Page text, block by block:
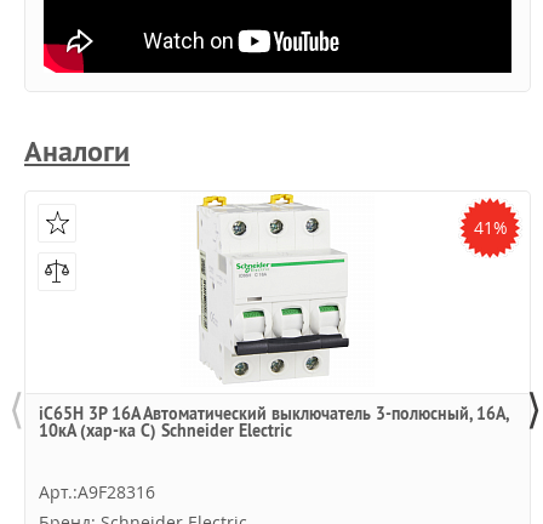
Аналоги
41%
iC65H 3P 16А Автоматический выключатель 3-полюсный, 16А,
10кА (хар-ка C) Schneider Electric
Арт.:A9F28316
⟨ ⟩